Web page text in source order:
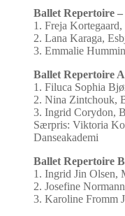
Ballet Repertoire –
1. Freja
2. Lana Karaga,
3. Emmalie
Ballet Repertoire
1. Filuca Sophia
2. Nina Zintchouk,
3. Ingrid Corydon,
Særpris: Viktoria
Danseakademi
Ballet Repertoire
1. Ingrid Jin Olsen,
2. Josefine
3. Karoline Fromm